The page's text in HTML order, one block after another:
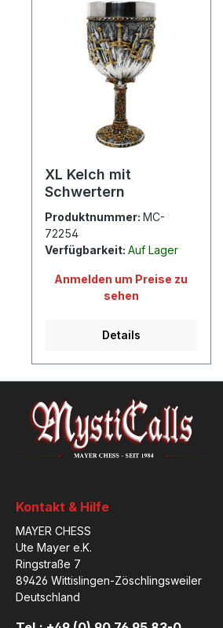
XL Kelch mit
Schwertern
Produktnummer: MC-
72254
Verfügbarkeit: Auf Lager
Anmelden um Preise zu
sehen
Details
Kontakt & Hilfe
MAYER CHESS
Ute Mayer e.K.
Ringstraße 7
89426 Wittislingen-Zöschlingsweiler
Deutschland